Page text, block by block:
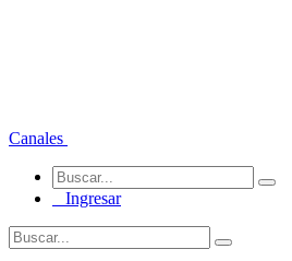
Canales
Ingresar